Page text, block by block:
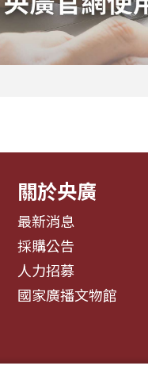
關於央廣
最新消息
採購公告
人力招募
國家廣播文物館